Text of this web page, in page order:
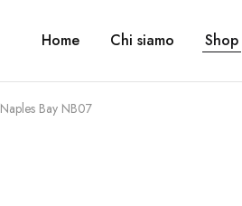
Home Chi siamo Shop
Naples Bay NB07